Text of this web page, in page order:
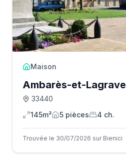
Maison
Ambarès-et-Lagrave
33440
145m²
5 pièces 4 ch.
Trouvée le 30/07/2026 sur Bienici